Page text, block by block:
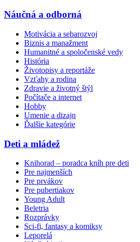
Náučná a odborná
Motivácia a sebarozvoj
Biznis a manažment
Humanitné a spoločenské vedy
História
Životopisy a reportáže
Vzťahy a rodina
Zdravie a životný štýl
Počítače a internet
Hobby
Umenie a dizajn
Ďalšie kategórie
Deti a mládež
Knihorad – poradca kníh pre deti
Pre najmenších
Pre prvákov
Pre pubertiakov
Young Adult
Beletria
Rozprávky
Sci-fi, fantasy a komiksy
Leporelá